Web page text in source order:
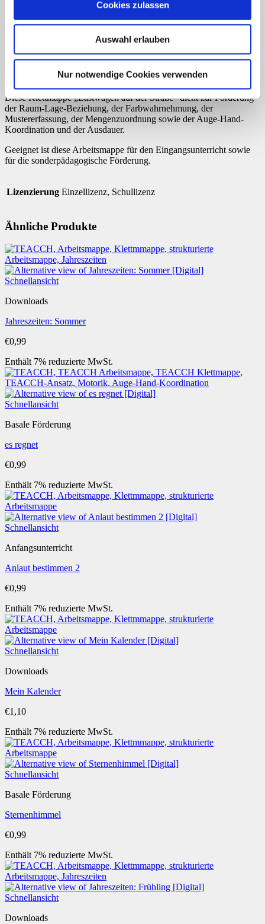
Cookies zulassen
Auswahl erlauben
Nur notwendige Cookies verwenden
Stufen gemischt angeboten werden.
Die Mappe wird im Querformat (siehe Abbildungen/Anleitung)
Die Karten mit den Lastwagen werden auf der oberen Innenseite
einem Umschlag aufbewahrt werden.
Diese Klettmappe „Lastwagen auf der Straße“ dient zur Förderung
der Raum-Lage-Beziehung, der Farbwahrnehmung, der
Mustererfassung, der Mengenzuordnung sowie der Auge-Hand-
Koordination und der Ausdauer.
Geeignet ist diese Arbeitsmappe für den Eingangsunterricht sowie
für die sonderpädagogische Förderung.
Lizenzierung Einzellizenz, Schullizenz
Ähnliche Produkte
Schnellansicht
Downloads
Jahreszeiten: Sommer
€0,99
Enthält 7% reduzierte MwSt.
Schnellansicht
Basale Förderung
es regnet
€0,99
Enthält 7% reduzierte MwSt.
Schnellansicht
Anfangsunterricht
Anlaut bestimmen 2
€0,99
Enthält 7% reduzierte MwSt.
Schnellansicht
Downloads
Mein Kalender
€1,10
Enthält 7% reduzierte MwSt.
Schnellansicht
Basale Förderung
Sternenhimmel
€0,99
Enthält 7% reduzierte MwSt.
Schnellansicht
Downloads